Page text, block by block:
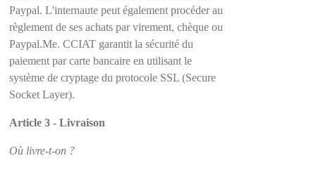
Paypal. L'internaute peut également procéder au
règlement de ses achats par virement, chèque ou
Paypal.Me. CCIAT garantit la sécurité du
paiement par carte bancaire en utilisant le
système de cryptage du protocole SSL (Secure
Socket Layer).
Article 3 - Livraison
Où livre-t-on ?